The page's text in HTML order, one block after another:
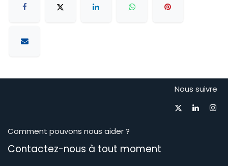
Nous suivre
Comment pouvons nous aider ?
Contactez-nous à tout moment​